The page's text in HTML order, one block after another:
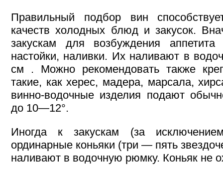
Правильный подбор вин
качеств холодных блюд и закусок.
закускам для возбуждения
настойки, наливки. Их наливают в
см . Можно рекомендовать также
такие, как херес, мадера, марсала,
винно-водочные изделия подают
до 10—12°.
Иногда к закускам (за
ординарные коньяки (три — пять
наливают в водочную рюмку. Коньяк не